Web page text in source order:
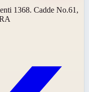
1368. Cadde No.61,